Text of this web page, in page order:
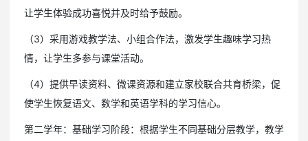
让学生体验成功喜悦并及时给予鼓励。
（3）采用游戏教学法、小组合作法，激发学生趣味学习热
情，让学生多参与课堂活动。
（4）提供早读资料、微课资源和建立家校联合共育桥梁，促
使学生恢复语文、数学和英语学科的学习信心。
第二学年：基础学习阶段：根据学生不同基础分层教学，教学